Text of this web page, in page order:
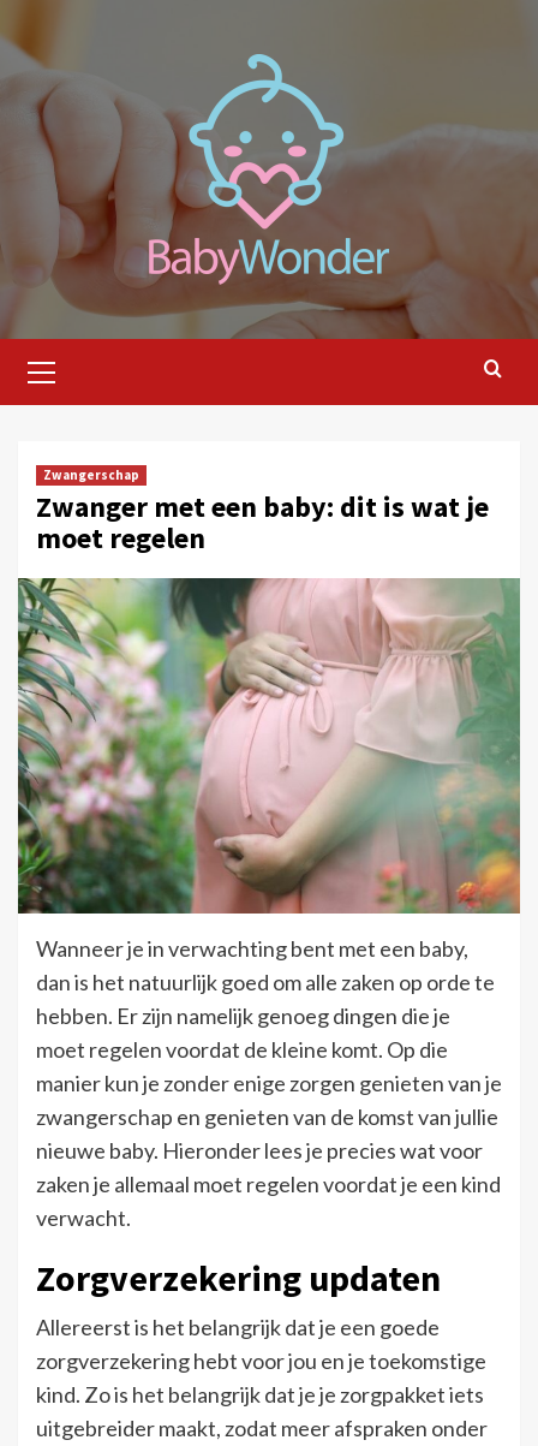
naar
de
inhoud
menu
Zwangerschap
Zwanger met een baby: dit is wat je
moet regelen
Wanneer je in verwachting bent met een baby,
dan is het natuurlijk goed om alle zaken op orde te
hebben. Er zijn namelijk genoeg dingen die je
moet regelen voordat de kleine komt. Op die
manier kun je zonder enige zorgen genieten van je
zwangerschap en genieten van de komst van jullie
nieuwe baby. Hieronder lees je precies wat voor
zaken je allemaal moet regelen voordat je een kind
verwacht.
Zorgverzekering updaten
Allereerst is het belangrijk dat je een goede
zorgverzekering hebt voor jou en je toekomstige
kind. Zo is het belangrijk dat je je zorgpakket iets
uitgebreider maakt, zodat meer afspraken onder